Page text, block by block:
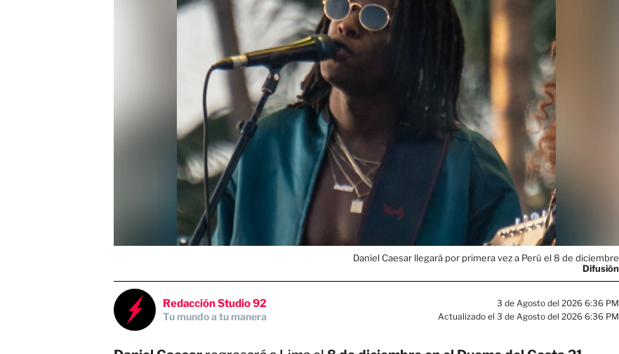
Daniel Caesar llegará por primera vez a Perú el 8 de diciembre
Difusión
Redacción Studio 92
Tu mundo a tu manera
3 de Agosto del 2026 6:36 PM
Actualizado el 3 de Agosto del 2026 6:36 PM